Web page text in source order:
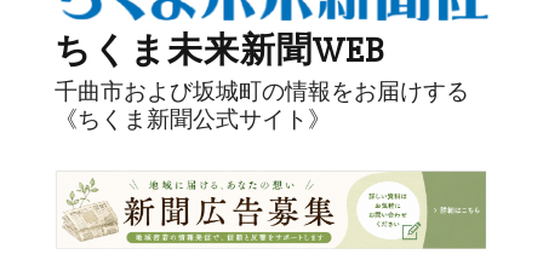
ちくま未来新聞WEB
千曲市および坂城町の情報をお届けする
《ちくま新聞公式サイト》